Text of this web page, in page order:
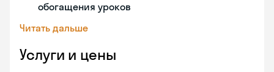
обогащения уроков
Читать дальше
Услуги и цены